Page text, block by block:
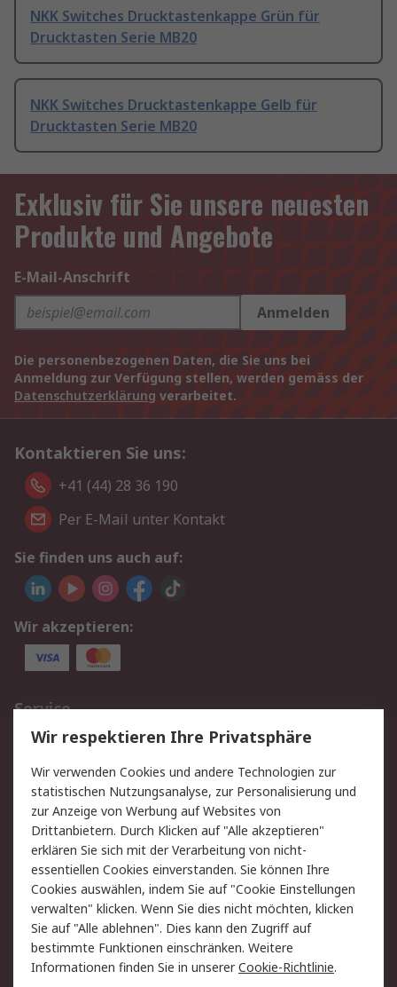
NKK Switches Drucktastenkappe Grün für
Drucktasten Serie MB20
NKK Switches Drucktastenkappe Gelb für
Drucktasten Serie MB20
Exklusiv für Sie unsere neuesten
Produkte und Angebote
E-Mail-Anschrift
Anmelden
Die personenbezogenen Daten, die Sie uns bei
Anmeldung zur Verfügung stellen, werden gemäss der
Datenschutzerklärung verarbeitet.
Kontaktieren Sie uns:
+41 (44) 28 36 190
Per E-Mail unter Kontakt
Sie finden uns auch auf:
Wir akzeptieren:
Service
Value Added Services
Lieferlösungen
Rücksendungen
Kontakt
Hilfe
Rechtliches
AGB
Datenschutz
Cookie-Richtlinie
Zahlungsbedingungen
Copyright/Impressum
Über RS
Wir respektieren Ihre Privatsphäre
Wir verwenden Cookies und andere Technologien zur
statistischen Nutzungsanalyse, zur Personalisierung und
zur Anzeige von Werbung auf Websites von
Drittanbietern. Durch Klicken auf "Alle akzeptieren"
erklären Sie sich mit der Verarbeitung von nicht-
essentiellen Cookies einverstanden. Sie können Ihre
Cookies auswählen, indem Sie auf "Cookie Einstellungen
verwalten" klicken. Wenn Sie dies nicht möchten, klicken
Sie auf "Alle ablehnen". Dies kann den Zugriff auf
bestimmte Funktionen einschränken. Weitere
Informationen finden Sie in unsererCookie-Richtlinie.